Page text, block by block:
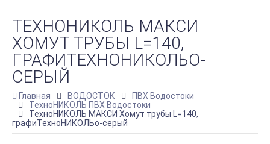
ТЕХНОНИКОЛЬ МАКСИ
ХОМУТ ТРУБЫ L=140,
ГРАФИТЕХНОНИКОЛЬО-
СЕРЫЙ
Главная ВОДОСТОК
ПВХ Водостоки
ТехноНИКОЛЬ ПВХ Водостоки
ТехноНИКОЛЬ МАКСИ Хомут трубы L=140,
графиТехноНИКОЛЬо-серый